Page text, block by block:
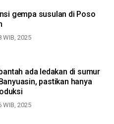
gempa susulan di Poso
WIB, 2025
ada ledakan di sumur
pastikan hanya
WIB, 2025